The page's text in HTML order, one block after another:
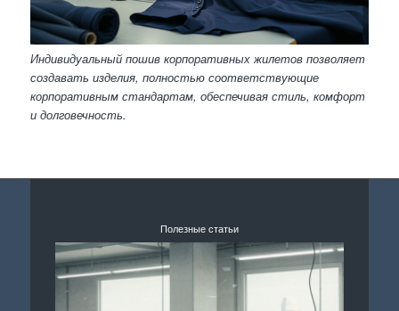
Индивидуальный пошив корпоративных жилетов позволяет
создавать изделия, полностью соответствующие
корпоративным стандартам, обеспечивая стиль, комфорт
и долговечность.
Полезные статьи